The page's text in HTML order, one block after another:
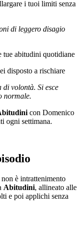
i tuoi limiti senza
di leggero disagio
tue abitudini quotidiane
disposto a rischiare
di volontà. Si esce
normale.
con Domenico
ogni settimana.
è intrattenimento
Abitudini, allineato alle
e poi applichi senza